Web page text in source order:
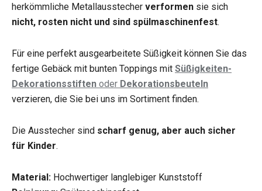
herkömmliche Metallausstecher verformen sie sich
nicht, rosten nicht und sind spülmaschinenfest.
Für eine perfekt ausgearbeitete Süßigkeit können Sie das
fertige Gebäck mit bunten Toppings mit Süßigkeiten-
Dekorationsstiften oder Dekorationsbeuteln
verzieren, die Sie bei uns im Sortiment finden.
Die Ausstecher sind scharf genug, aber auch sicher
für Kinder.
Material: Hochwertiger langlebiger Kunststoff